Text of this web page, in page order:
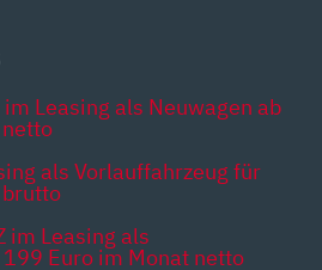
Leasing als Neuwagen ab
als Vorlauffahrzeug für
im Leasing als
Euro im Monat netto